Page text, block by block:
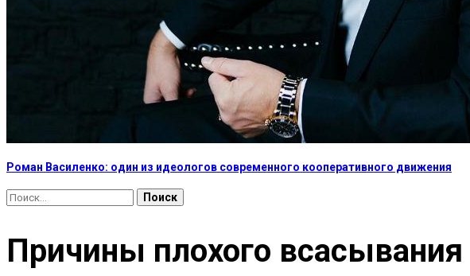
Роман Василенко: один из идеологов современного кооперативного движения
Найти:
Причины плохого